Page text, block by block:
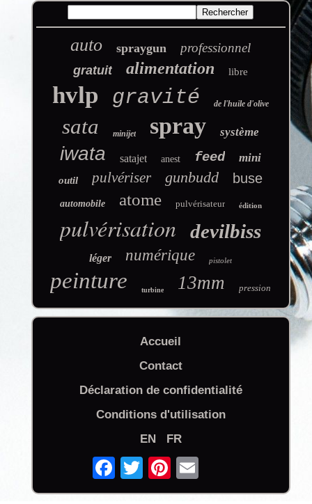
auto spraygun professionnel
gratuit alimentation libre
hvlp gravité de l'huile d'olive
sata minijet spray système
iwata satajet anest feed mini
outil pulvériser gunbudd buse
automobile atome pulvérisateur édition
pulvérisation devilbiss
léger numérique pistolet
peinture turbine 13mm pression
Accueil
Contact
Déclaration de confidentialité
Conditions d'utilisation
EN
FR